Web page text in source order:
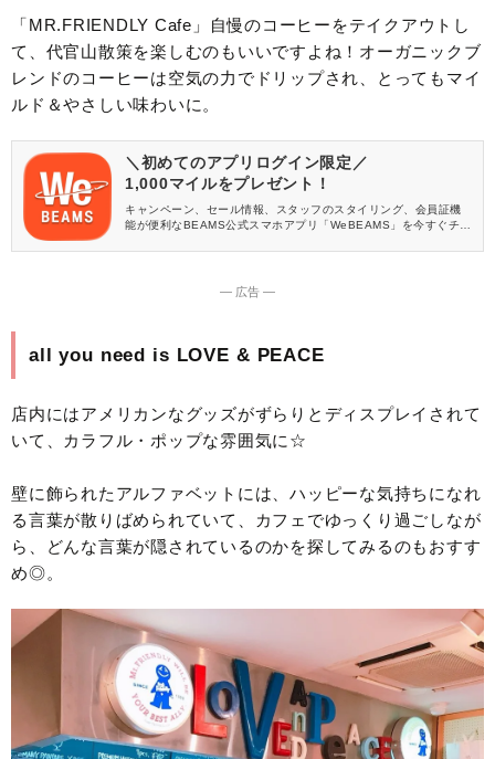
「MR.FRIENDLY Cafe」自慢のコーヒーをテイクアウトし
て、代官山散策を楽しむのもいいですよね！オーガニックブ
レンドのコーヒーは空気の力でドリップされ、とってもマイ
ルド＆やさしい味わいに。
＼初めてのアプリログイン限定／
1,000マイルをプレゼント！
キャンペーン、セール情報、スタッフのスタイリング、会員証機
能が便利なBEAMS公式スマホアプリ「WeBEAMS」を今すぐチェ
― 広告 ―
all you need is LOVE & PEACE
店内にはアメリカンなグッズがずらりとディスプレイされて
いて、カラフル・ポップな雰囲気に☆
壁に飾られたアルファベットには、ハッピーな気持ちになれ
る言葉が散りばめられていて、カフェでゆっくり過ごしなが
ら、どんな言葉が隠されているのかを探してみるのもおすす
め◎。